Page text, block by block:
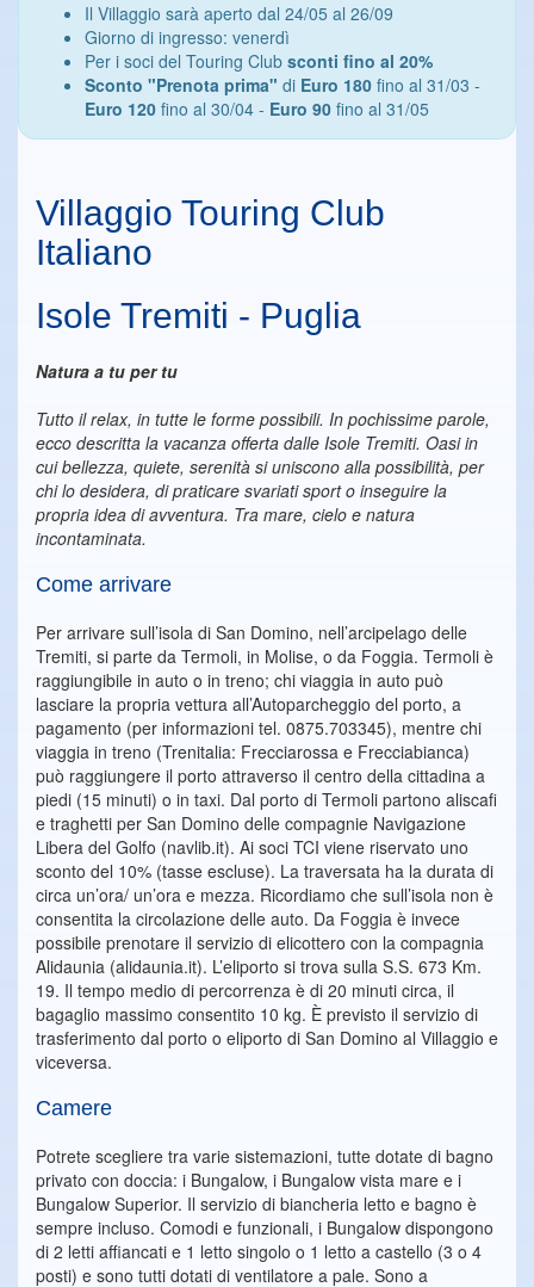
Il Villaggio sarà aperto dal 24/05 al 26/09
Giorno di ingresso: venerdì
Per i soci del Touring Club sconti fino al 20%
Sconto "Prenota prima" di Euro 180 fino al 31/03 -
Euro 120 fino al 30/04 - Euro 90 fino al 31/05
Villaggio Touring Club
Italiano
Isole Tremiti - Puglia
Natura a tu per tu
Tutto il relax, in tutte le forme possibili. In pochissime parole,
ecco descritta la vacanza offerta dalle Isole Tremiti. Oasi in
cui bellezza, quiete, serenità si uniscono alla possibilità, per
chi lo desidera, di praticare svariati sport o inseguire la
propria idea di avventura. Tra mare, cielo e natura
incontaminata.
Come arrivare
Per arrivare sull’isola di San Domino, nell’arcipelago delle
Tremiti, si parte da Termoli, in Molise, o da Foggia. Termoli è
raggiungibile in auto o in treno; chi viaggia in auto può
lasciare la propria vettura all’Autoparcheggio del porto, a
pagamento (per informazioni tel. 0875.703345), mentre chi
viaggia in treno (Trenitalia: Frecciarossa e Frecciabianca)
può raggiungere il porto attraverso il centro della cittadina a
piedi (15 minuti) o in taxi. Dal porto di Termoli partono aliscafi
e traghetti per San Domino delle compagnie Navigazione
Libera del Golfo (navlib.it). Ai soci TCI viene riservato uno
sconto del 10% (tasse escluse). La traversata ha la durata di
circa un’ora/ un’ora e mezza. Ricordiamo che sull’isola non è
consentita la circolazione delle auto. Da Foggia è invece
possibile prenotare il servizio di elicottero con la compagnia
Alidaunia (alidaunia.it). L’eliporto si trova sulla S.S. 673 Km.
19. Il tempo medio di percorrenza è di 20 minuti circa, il
bagaglio massimo consentito 10 kg. È previsto il servizio di
trasferimento dal porto o eliporto di San Domino al Villaggio e
viceversa.
Camere
Potrete scegliere tra varie sistemazioni, tutte dotate di bagno
privato con doccia: i Bungalow, i Bungalow vista mare e i
Bungalow Superior. Il servizio di biancheria letto e bagno è
sempre incluso. Comodi e funzionali, i Bungalow dispongono
di 2 letti affiancati e 1 letto singolo o 1 letto a castello (3 o 4
posti) e sono tutti dotati di ventilatore a pale. Sono a